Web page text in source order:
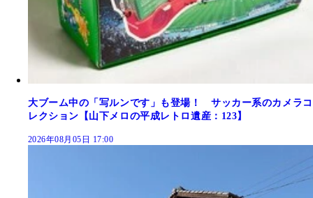
大ブーム中の「写ルンです」も登場！ サッカー系のカメラコ
レクション【山下メロの平成レトロ遺産：123】
2026年08月05日 17:00